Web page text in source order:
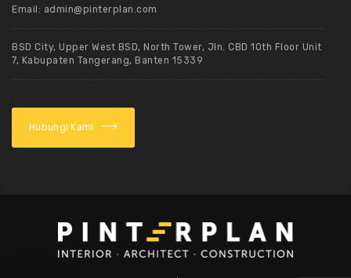
Email: admin@pinterplan.com
BSD City, Upper West BSD, North Tower, Jln. CBD 10th Floor Unit
7, Kabupaten Tangerang, Banten 15339
Hubungi Kami